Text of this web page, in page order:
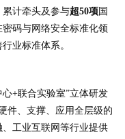
计牵头及参与超50项 国
码与网络安全标准化领
业标准体系。
+联合实验室”立体研发
件、支撑、应用全层级的
工业互联网等行业提供